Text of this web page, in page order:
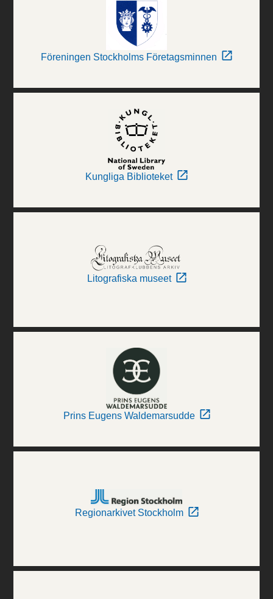
Föreningen Stockholms Företagsminnen
Kungliga Biblioteket
Litografiska museet
Prins Eugens Waldemarsudde
Regionarkivet Stockholm